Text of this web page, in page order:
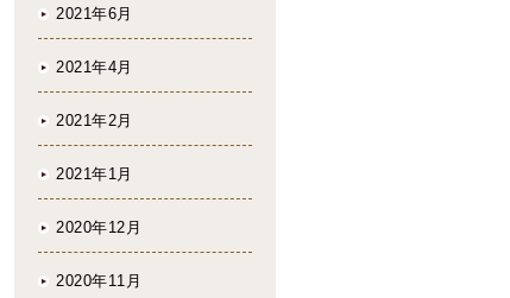
2021年6月
2021年4月
2021年2月
2021年1月
2020年12月
2020年11月